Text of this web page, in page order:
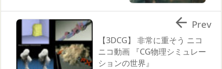
【3DCG】 非常に重そう ニコ
ニコ動画 『CG物理シミュレー
ションの世界』
 Prev